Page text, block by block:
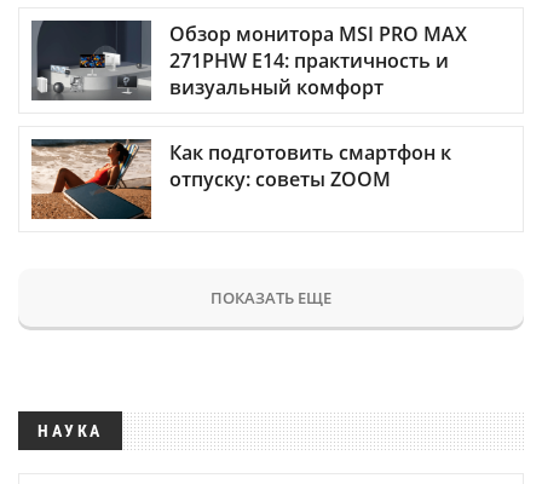
Обзор монитора MSI PRO MAX
271PHW E14: практичность и
визуальный комфорт
Как подготовить смартфон к
отпуску: советы ZOOM
ПОКАЗАТЬ ЕЩЕ
НАУКА